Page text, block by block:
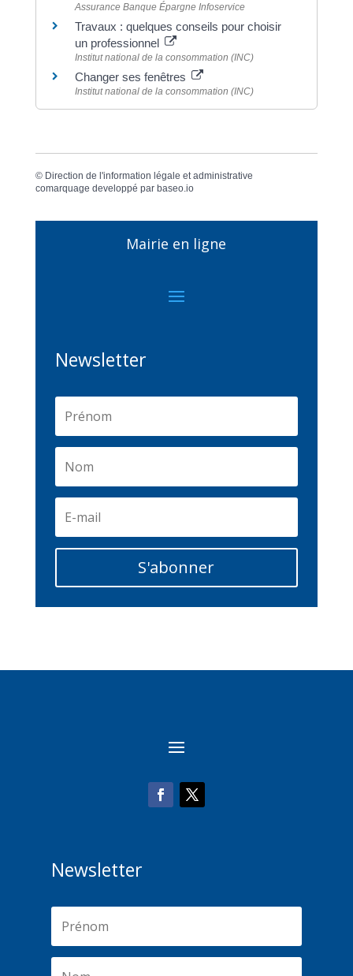
Assurance Banque Épargne Infoservice
Travaux : quelques conseils pour choisir
un professionnel
Institut national de la consommation (INC)
Changer ses fenêtres
Institut national de la consommation (INC)
© Direction de l'information légale et administrative
comarquage developpé par baseo.io
Mairie en ligne
Newsletter
S'abonner
Newsletter